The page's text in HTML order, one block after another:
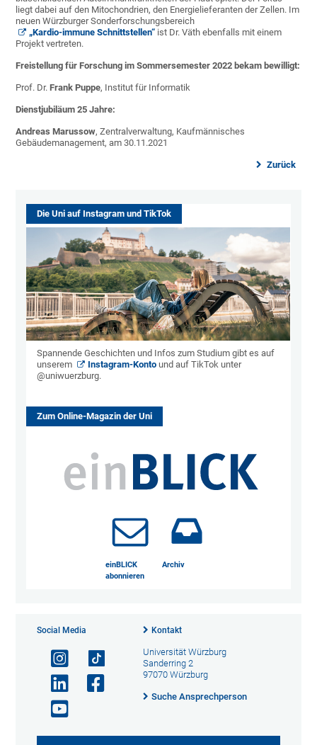
liegt dabei auf den Mitochondrien, den Energielieferanten der Zellen. Im
neuen Würzburger Sonderforschungsbereich
„Kardio-immune Schnittstellen“ ist Dr. Väth ebenfalls mit einem
Projekt vertreten.
Freistellung für Forschung im Sommersemester 2022 bekam bewilligt:
Prof. Dr.Frank Puppe, Institut für Informatik
Dienstjubiläum 25 Jahre:
Andreas Marussow, Zentralverwaltung, Kaufmännisches
Gebäudemanagement, am 30.11.2021
Zurück
Die Uni auf Instagram und TikTok
Spannende Geschichten und Infos zum Studium gibt es auf
unserem
Instagram-Konto und auf TikTok unter
@uniwuerzburg.
Zum Online-Magazin der Uni
einBLICK
abonnieren
Archiv
Social Media Kontakt
Universität Würzburg
Sanderring 2
97070 Würzburg
Suche Ansprechperson